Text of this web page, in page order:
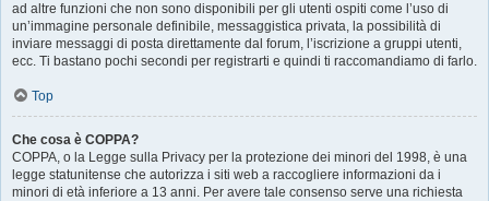
ad altre funzioni che non sono disponibili per gli utenti ospiti come l’uso di
un’immagine personale definibile, messaggistica privata, la possibilità di
inviare messaggi di posta direttamente dal forum, l’iscrizione a gruppi utenti,
ecc. Ti bastano pochi secondi per registrarti e quindi ti raccomandiamo di farlo.
Top
Che cosa è COPPA?
COPPA, o la Legge sulla Privacy per la protezione dei minori del 1998, è una
legge statunitense che autorizza i siti web a raccogliere informazioni da i
minori di età inferiore a 13 anni. Per avere tale consenso serve una richiesta